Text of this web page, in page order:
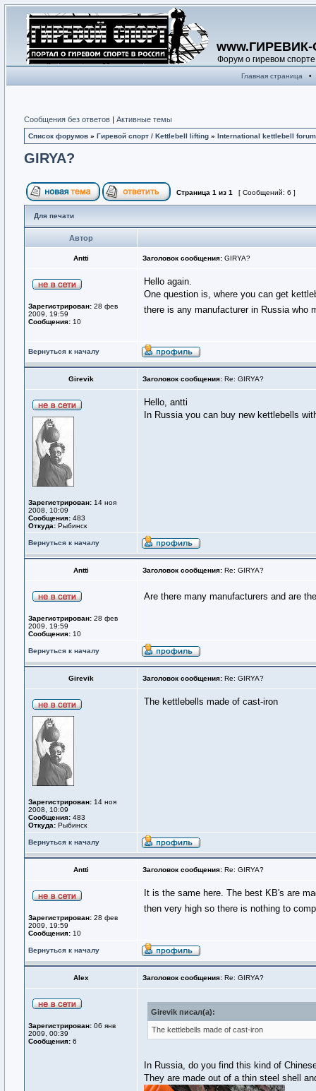
Форум о гиревом спорте
Главная страница •
Сообщения без ответов | Активные темы
Список форумов » Гиревой спорт / Kettlebell lifting » International kettlebell forum
GIRYA?
Страница 1 из 1 [ Сообщений: 6 ]
Для печати
Автор
Antti Заголовок сообщения: GIRYA?
Зарегистрирован: 28 фев
2009, 19:59
Сообщения: 10
Hello again.
One question is, where you can get
there is any manufacturer in Russia who
Вернуться к началу
Girevik Заголовок сообщения: Re: GIRYA?
Зарегистрирован: 14 ноя
2008, 10:09
Сообщения: 483
Откуда: Рыбинск
Hello, antti
In Russia you can buy new kettlebells
Вернуться к началу
Antti Заголовок сообщения: Re: GIRYA?
Зарегистрирован: 28 фев
2009, 19:59
Сообщения: 10
Are there many manufacturers and are
Вернуться к началу
Girevik Заголовок сообщения: Re: GIRYA?
Зарегистрирован: 14 ноя
2008, 10:09
Сообщения: 483
Откуда: Рыбинск
The kettlebells made of cast-iron
Вернуться к началу
Antti Заголовок сообщения: Re: GIRYA?
Зарегистрирован: 28 фев
2009, 19:59
Сообщения: 10
It is the same here. The best KB's are
then very high so there is nothing to
Вернуться к началу
Alex Заголовок сообщения: Re: GIRYA?
Зарегистрирован: 06 янв
2009, 00:39
Сообщения: 6
Girevik писал(а):
The kettlebells made of cast-iron
In Russia, do you find this kind of
They are made out of a thin steel shell